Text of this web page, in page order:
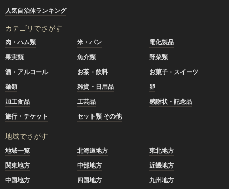
人気自治体ランキング
カテゴリでさがす
肉・ハム類 米・パン
電化製品
果実類
魚介類
野菜類
酒・アルコール
お茶・飲料
お菓子・スイーツ
麺類
雑貨・日用品
卵
加工食品
工芸品
感謝状・記念品
旅行・チケット
セット類 その他
地域でさがす
地域一覧 北海道地方
東北地方
関東地方
中部地方
近畿地方
中国地方
四国地方 九州地方